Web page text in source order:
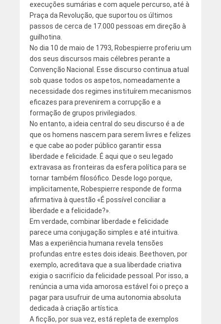
execuções sumárias e com aquele percurso, até à
Praça da Revolução, que suportou os últimos
passos de cerca de 17.000 pessoas em direção à
guilhotina.
No dia 10 de maio de 1793, Robespierre proferiu um
dos seus discursos mais célebres perante a
Convenção Nacional. Esse discurso continua atual
sob quase todos os aspetos, nomeadamente a
necessidade dos regimes instituírem mecanismos
eficazes para prevenirem a corrupção e a
formação de grupos privilegiados.
No entanto, a ideia central do seu discurso é a de
que os homens nascem para serem livres e felizes
e que cabe ao poder público garantir essa
liberdade e felicidade. É aqui que o seu legado
extravasa as fronteiras da esfera política para se
tornar também filosófico. Desde logo porque,
implicitamente, Robespierre responde de forma
afirmativa à questão «É possível conciliar a
liberdade e a felicidade?».
Em verdade, combinar liberdade e felicidade
parece uma conjugação simples e até intuitiva.
Mas a experiência humana revela tensões
profundas entre estes dois ideais. Beethoven, por
exemplo, acreditava que a sua liberdade criativa
exigia o sacrifício da felicidade pessoal. Por isso, a
renúncia a uma vida amorosa estável foi o preço a
pagar para usufruir de uma autonomia absoluta
dedicada à criação artística.
A ficção, por sua vez, está repleta de exemplos